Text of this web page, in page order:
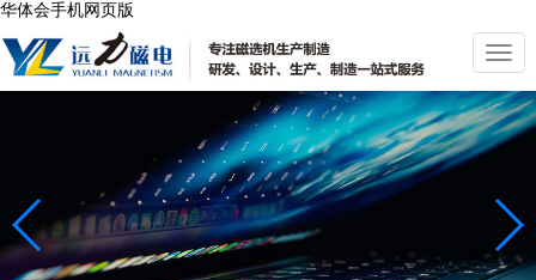
华体会手机网页版
切
换
导
航